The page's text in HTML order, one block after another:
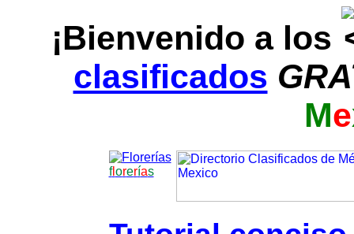
¡Bienvenido a los
clasificados
Me
florerías